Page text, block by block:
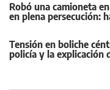
Robó una camioneta
en plena persecución:
Tensión en boliche
policía y la explicación